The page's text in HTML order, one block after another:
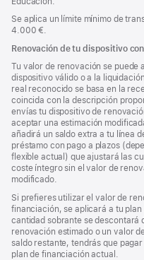
Se aplica un límite mínimo de
4.000 €.
Renovación de tu dispositivo
Tu valor de renovación se puede
dispositivo válido o a la
real reconocido se basa en la
coincida con la descripción
envías tu dispositivo de
aceptar una estimación
añadirá un saldo extra a tu línea
préstamo con pago a plazos
flexible actual) que ajustará las
coste íntegro sin el valor de
modificado.
Si prefieres utilizar el valor de
financiación, se aplicará a tu
cantidad sobrante se descontará
renovación estimado o un valor
saldo restante, tendrás que
plan de financiación actual.